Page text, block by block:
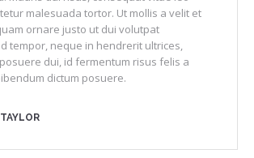
malesuada tortor. Ut mollis a velit et
ornare justo ut dui volutpat
tempor, neque in hendrerit ultrices,
dui, id fermentum risus felis a
dictum posuere.